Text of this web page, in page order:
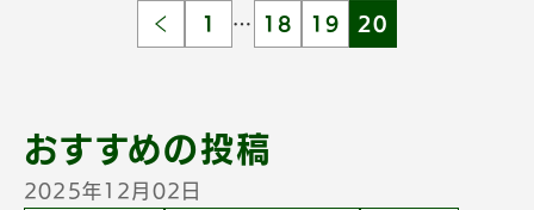
1 … 18 19 20
おすすめの投稿
2025年12月02日